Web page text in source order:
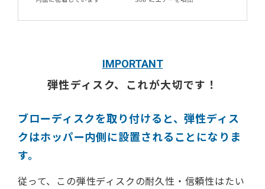
IMPORTANT
弾性ディスク、これが大切です！
ブローディスクを取り付けると、弾性ディス
クはホッパー内側に設置されることになりま
す。
従って、この弾性ディスクの耐久性・信頼性はたい